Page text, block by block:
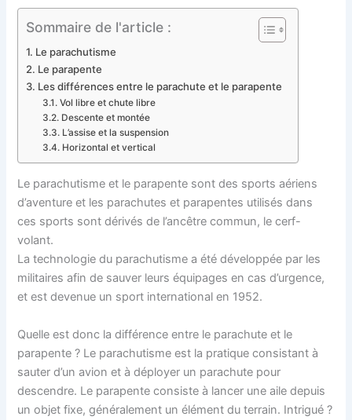
Sommaire de l'article :
Le parachutisme
Le parapente
Les différences entre le parachute et le parapente
Vol libre et chute libre
Descente et montée
L’assise et la suspension
Horizontal et vertical
Le parachutisme et le parapente sont des sports aériens
d’aventure et les parachutes et parapentes utilisés dans
ces sports sont dérivés de l’ancêtre commun, le cerf-
volant.
La technologie du parachutisme a été développée par les
militaires afin de sauver leurs équipages en cas d’urgence,
et est devenue un sport international en 1952.
Quelle est donc la différence entre le parachute et le
parapente ? Le parachutisme est la pratique consistant à
sauter d’un avion et à déployer un parachute pour
descendre. Le parapente consiste à lancer une aile depuis
un objet fixe, généralement un élément du terrain. Intrigué ?